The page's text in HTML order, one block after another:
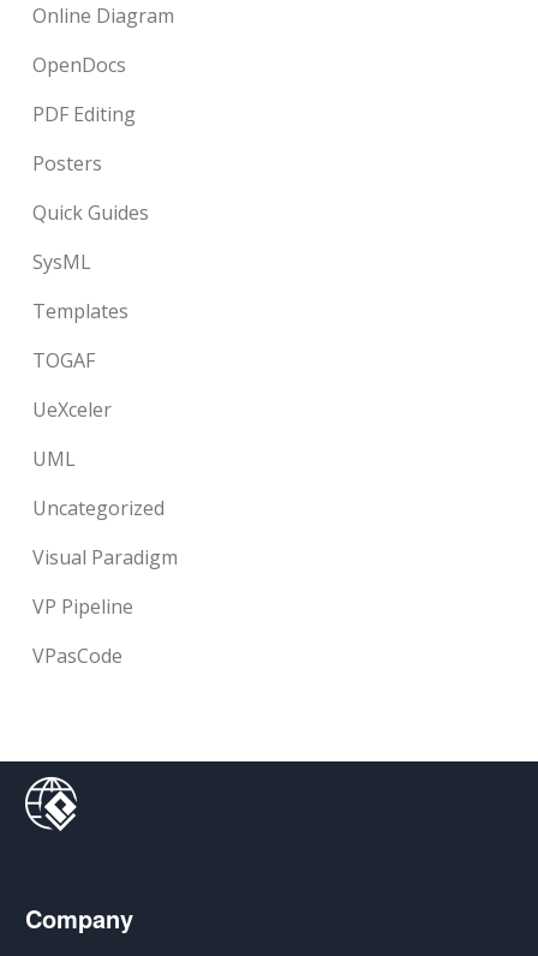
Online Diagram
OpenDocs
PDF Editing
Posters
Quick Guides
SysML
Templates
TOGAF
UeXceler
UML
Uncategorized
Visual Paradigm
VP Pipeline
VPasCode
Company